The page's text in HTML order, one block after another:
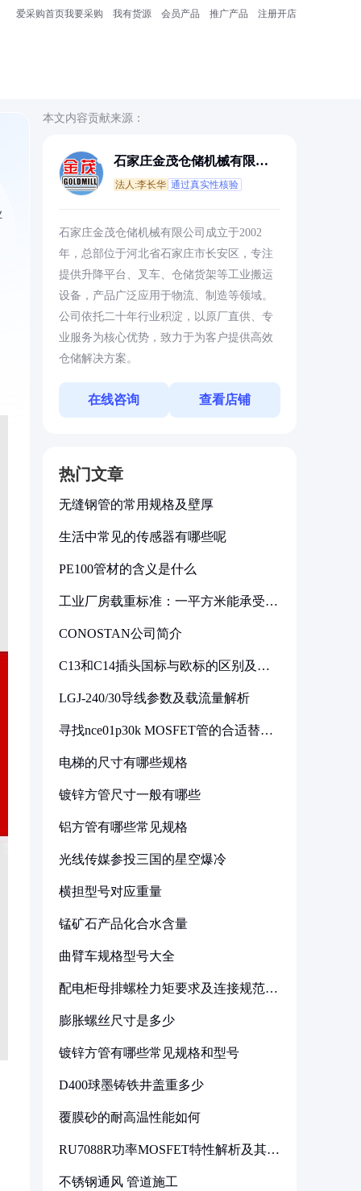
爱采购首页我要采购 我有货源 会员产品 推广产品 注册开店
本文内容贡献来源：
石家庄金茂仓储机械有限公
法人:李长华 通过真实性核验
石家庄金茂仓储机械有限公司成立于2002
年，总部位于河北省石家庄市长安区，专注
提供升降平台、叉车、仓储货架等工业搬运
设备，产品广泛应用于物流、制造等领域。
公司依托二十年行业积淀，以原厂直供、专
业服务为核心优势，致力于为客户提供高效
仓储解决方案。
在线咨询 查看店铺
热门文章
无缝钢管的常用规格及壁厚
生活中常见的传感器有哪些呢
PE100管材的含义是什么
工业厂房载重标准：一平方米能承受多
CONOSTAN公司简介
C13和C14插头国标与欧标的区别及其
LGJ-240/30导线参数及载流量解析
寻找nce01p30k MOSFET管的合适替代
电梯的尺寸有哪些规格
镀锌方管尺寸一般有哪些
铝方管有哪些常见规格
光线传媒参投三国的星空爆冷
横担型号对应重量
锰矿石产品化合水含量
曲臂车规格型号大全
配电柜母排螺栓力矩要求及连接规范详
膨胀螺丝尺寸是多少
镀锌方管有哪些常见规格和型号
D400球墨铸铁井盖重多少
覆膜砂的耐高温性能如何
RU7088R功率MOSFET特性解析及其在
不锈钢通风 管道施工